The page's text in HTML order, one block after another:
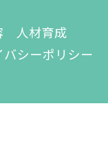
人材育成
バシーポリシー